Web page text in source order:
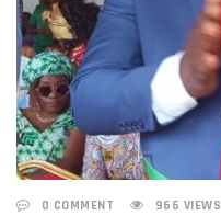
0 COMMENT 966 VIEWS